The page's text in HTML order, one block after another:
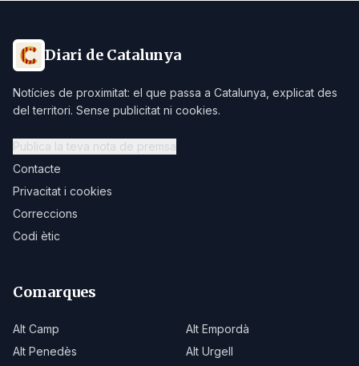
Diari de Catalunya
Notícies de proximitat: el que passa a Catalunya, explicat des
del territori. Sense publicitat ni cookies.
Publica la teva nota de premsa
Contacte
Privacitat i cookies
Correccions
Codi ètic
Comarques
Alt Camp
Alt Empordà
Alt Penedès
Alt Urgell